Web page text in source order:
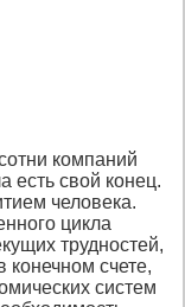
компаний
есть свой конец.
человека.
цикла
трудностей,
конечном счете,
систем